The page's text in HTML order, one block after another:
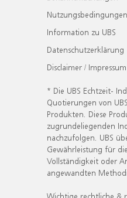
Nutzungsbedingungen
Information zu UBS
Datenschutzerklärung
Disclaimer / Impressum
* Die UBS Echtzeit-
Quotierungen von
Produkten. Diese
zugrundeliegenden
nachzufolgen. UBS
Gewährleistung für
Vollständigkeit oder
angewandten